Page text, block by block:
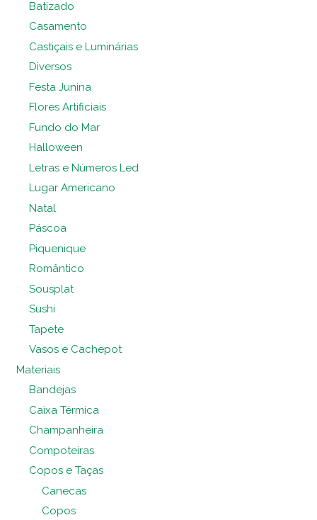
Batizado
Casamento
Castiçais e Luminárias
Diversos
Festa Junina
Flores Artificiais
Fundo do Mar
Halloween
Letras e Números Led
Lugar Americano
Natal
Páscoa
Piquenique
Romântico
Sousplat
Sushi
Tapete
Vasos e Cachepot
Materiais
Bandejas
Caixa Térmica
Champanheira
Compoteiras
Copos e Taças
Canecas
Copos